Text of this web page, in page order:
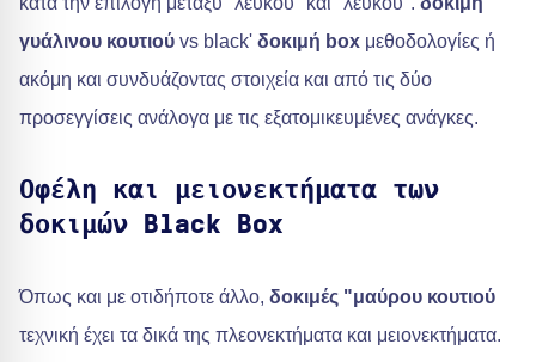
γυάλινου κουτιού vs black' δοκιμή box μεθοδολογίες ή
ακόμη και συνδυάζοντας στοιχεία και από τις δύο
προσεγγίσεις ανάλογα με τις εξατομικευμένες ανάγκες.
Οφέλη και μειονεκτήματα των
δοκιμών Black Box
Όπως και με οτιδήποτε άλλο, δοκιμές "μαύρου κουτιού
τεχνική έχει τα δικά της πλεονεκτήματα και μειονεκτήματα.